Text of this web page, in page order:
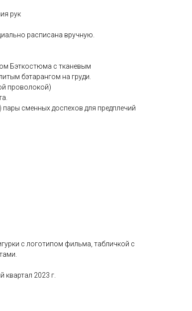
рук
расписана вручную.
Бэткостюма с тканевым
бэтарангом на груди.
проволокой)
пары сменных доспехов для предплечий
с логотипом фильма, табличкой с
квартал 2023 г.